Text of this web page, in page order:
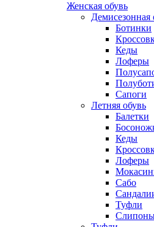
Женская обувь
Демисезонная
Ботинки
Кеды
Лоферы
Сапоги
Летняя обувь
Балетки
Кеды
Лоферы
Сабо
Туфли